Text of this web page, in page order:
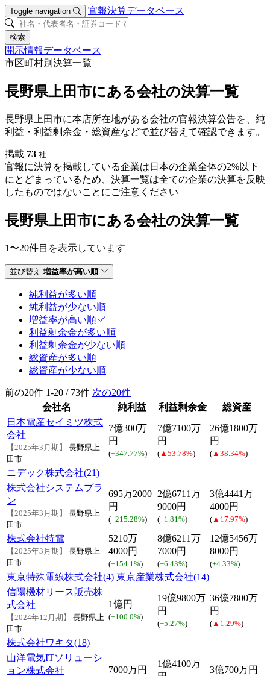
Toggle navigation 官報決算データベース
検索
開示情報データベース
市区町村別決算一覧
長野県上田市にある会社の決算一覧
長野県上田市に本店所在地がある会社の官報決算公告を、純
利益・利益剰余金・総資産などで並び替えて確認できます。
掲載 73 社
官報に決算を掲載している企業は日本の企業全体の2%以下
にとどまっているため、決算一覧は全ての企業の決算を反映
したものではないことにご注意ください
長野県上田市にある会社の決算一覧
1〜20件目を表示しています
並び替え 増益率が高い順
純利益が多い順
純利益が少ない順
増益率が高い順
利益剰余金が多い順
利益剰余金が少ない順
総資産が多い順
総資産が少ない順
前の20件 1-20 / 73件 次の20件
会社名
純利益 利益剰余金
総資産
日本電産セイミツ株式
会社
【2025年3月期】
長野県上
田市
7億300万
円
(+347.77%)
7億7100万
円
( ▲53.78%)
26億1800万
円
( ▲38.34%)
ニデック株式会社(21)
株式会社システムプラ
ン
【2025年3月期】
長野県上
田市
695万2000
円
(+215.28%)
2億6711万
9000円
(+1.81%)
3億4441万
4000円
( ▲17.97%)
株式会社特電
【2025年3月期】
長野県上
田市
5210万
4000円
(+154.1%)
8億6211万
7000円
(+6.43%)
12億5456万
8000円
(+4.33%)
東京特殊電線株式会社(4) 東京産業株式会社(14)
信陽機材リース販売株
式会社
【2024年12月期】
長野県上
田市
1億円
(+100.0%)
19億9800万
円
(+5.27%)
36億7800万
円
( ▲1.29%)
株式会社ワキタ(18)
山洋電気ITソリューシ
ョン株式会社
7000万円
1億4100万
3億700万円